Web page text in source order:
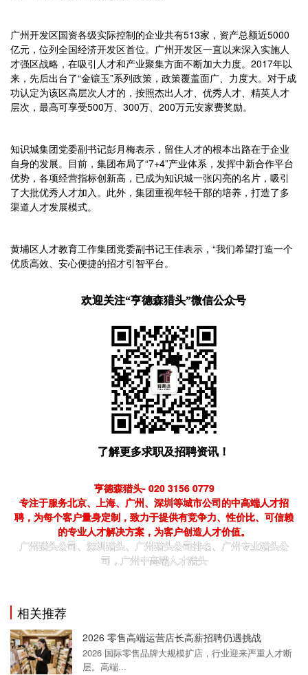
广州开发区国资各级实际控制的企业共有513家，资产总额近5000
亿元，位列全国经济开发区首位。广州开发区一直以来深入实施人
才强区战略，在吸引人才和产业聚集方面不断加大力度。2017年以
来，先后出台了“金镶玉”系列政策，政策覆盖面广、力度大。对于成
功认定为该区高层次人才的，按照杰出人才、优秀人才、精英人才
层次，最高可享受500万、300万、200万元安家费奖励。
知识城集团党委副书记彭月梅表示，留住人才的根本出路在于企业
自身的发展。目前，集团布局了“7+4”产业体系，发挥中新合作平台
优势，各项经营指标创新高，已成为知识城一张闪亮的名片，吸引
了大批优秀人才加入。此外，集团重视年轻干部的培养，打造了多
渠道人才发展模式。
黄埔区人才教育工作集团党委副书记王佳表示，“我们希望打造一个
优质高效、安心便捷的招才引智平台。
欢迎关注“亨德森猎头”微信公众号
了解更多求职及招聘资讯！
亨德森猎头- 020 3156 0779
专注于服务北京、上海、广州、深圳等城市公司的中高端人才招
聘，为每个客户量身定制，致力于提供有竞争力、性价比、可信赖
的专业人才解决方案，为客户创造人才价值。
广州猎头公司、深圳猎头、广州猎头公司排名、广州专业猎头公
司，广州中高端人才猎头
相关推荐
2026 零售高端运营店长高薪招聘仍遇挑战
2026 国际零售品牌大规模扩店，行业迎来严重人才断
层。高端...